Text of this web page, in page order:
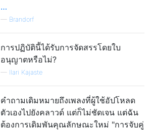
…
— Brandorf
การปฏิบัตินี้ได้รับการจัดสรรโดยใบ
อนุญาตหรือไม่?
— Ilari Kajaste
คำถามเดิมหมายถึงเพลงที่ผู้ใช้อัปโหลด
ตัวเองไปยังคลาวด์ แต่ก็ไม่ชัดเจน แต่ฉัน
ต้องการเดิมพันคุณลักษณะใหม่ "การจับคู่